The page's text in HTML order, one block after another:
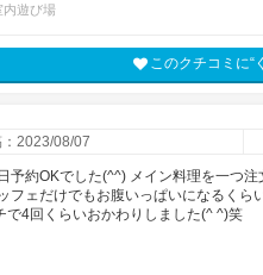
内遊び場
このクチコミに“
2023/08/07
予約OKでした(^^) メイン料理を一つ
フェだけでもお腹いっぱいになるく
で4回くらいおかわりしました(^ ^)笑